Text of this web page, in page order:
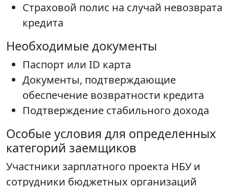
Страховой полис на случай невозврата
кредита
Необходимые документы
Паспорт или ID карта
Документы, подтверждающие
обеспечение возвратности кредита
Подтверждение стабильного дохода
Особые условия для определенных
категорий заемщиков
Участники зарплатного проекта НБУ и
сотрудники бюджетных организаций